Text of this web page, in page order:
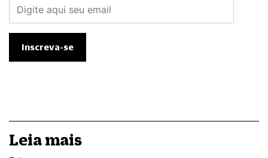
Leia mais